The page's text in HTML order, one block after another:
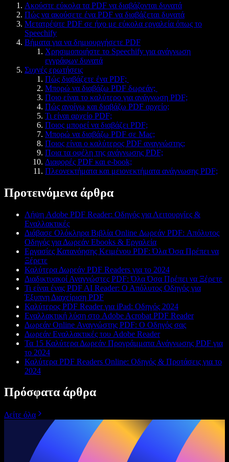
Ακούστε εύκολα τα PDF να διαβάζονται δυνατά
Πώς να ακούσετε ένα PDF να διαβάζεται δυνατά
Μετατρέψτε PDF σε ήχο με εύκολα εργαλεία όπως το
Speechify
Βήματα για να δημιουργήσετε PDF
Χρησιμοποιήστε το Speechify για ανάγνωση
εγγράφων δυνατά
Συχνές ερωτήσεις
Πώς διαβάζετε ένα PDF;
Μπορώ να διαβάζω PDF δωρεάν;
Ποιο είναι το καλύτερο για ανάγνωση PDF;
Πώς ανοίγω και διαβάζω PDF αρχείο;
Τι είναι αρχείο PDF;
Ποιος μπορεί να διαβάζει PDF;
Μπορώ να διαβάζω PDF σε Mac;
Ποιος είναι ο καλύτερος PDF αναγνώστης;
Ποια τα οφέλη της ανάγνωσης PDF;
Διαφορές PDF και e-book;
Πλεονεκτήματα και μειονεκτήματα ανάγνωσης PDF;
Προτεινόμενα άρθρα
Λήψη Adobe PDF Reader: Οδηγός για Λειτουργίες &
Εναλλακτικές
Διάβασε Ολόκληρα Βιβλία Online Δωρεάν PDF: Απόλυτος
Οδηγός για Δωρεάν Ebooks & Εργαλεία
Εργασίες Κατανόησης Κειμένου PDF: Όλα Όσα Πρέπει να
Ξέρετε
Καλύτερα Δωρεάν PDF Readers για το 2024
Διαδικτυακοί Αναγνώστες PDF: Όλα Όσα Πρέπει να Ξέρετε
Τι είναι ένας PDF AI Reader: Ο Απόλυτος Οδηγός για
Έξυπνη Διαχείριση PDF
Καλύτερος PDF Reader για iPad: Οδηγός 2024
Εναλλακτική λύση στο Adobe Acrobat PDF Reader
Δωρεάν Online Αναγνώστης PDF: Ο Οδηγός σας
Δωρεάν Εναλλακτικές του Adobe Reader
Τα 15 Καλύτερα Δωρεάν Προγράμματα Ανάγνωσης PDF για
το 2024
Καλύτερα PDF Readers Online: Οδηγός & Προτάσεις για το
2024
Πρόσφατα άρθρα
Δείτε όλα